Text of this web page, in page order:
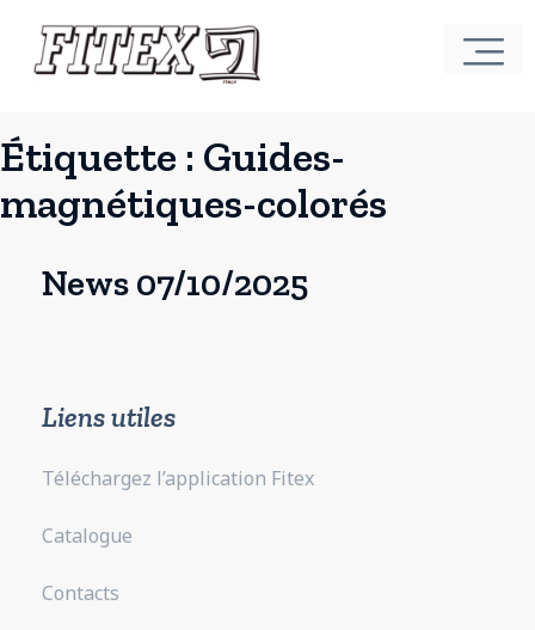
Étiquette : Guides-
magnétiques-colorés
News 07/10/2025
Liens utiles
Téléchargez l’application Fitex
Catalogue
Contacts